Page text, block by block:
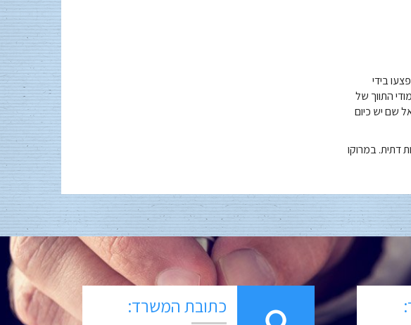
בשנת 1948 נתקלה בפרעות בעיירות אוג'דה וג'רדה שבצפון מזרח, שם נהרגו 43 יהודים וכ -150 נפצעו בידי
על שם אחד מעמודי התווך של
את מרוקו, בעיקר לישראל שם יש כיום
דתית. במרוקו
כתובת המשרד: